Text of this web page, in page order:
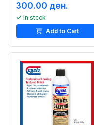
300.00 ден.
In stock
Add to Cart